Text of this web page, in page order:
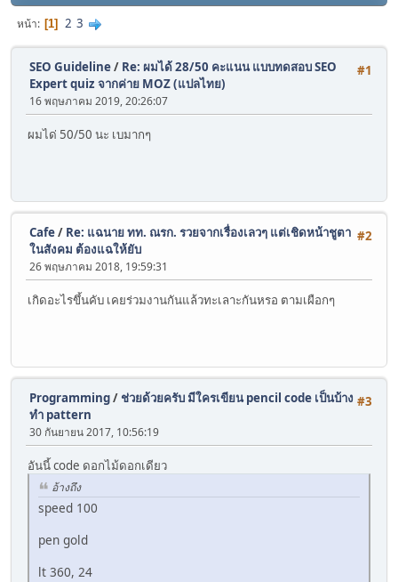
หน้า 1 2 3
#1
SEO Guideline/ Re: ผมได้ 28/50 คะแนน แบบทดสอบ SEO
Expert quiz จากค่าย MOZ (แปลไทย)
16 พฤษภาคม 2019, 20:26:07
ผมได่ 50/50 นะ เบมากๆ
#2
Cafe/ Re: แฉนาย ทท. ณรก. รวยจากเรื่องเลวๆ แต่เชิดหน้าชูตา
ในสังคม ต้องแฉให้ยับ
26 พฤษภาคม 2018, 19:59:31
เกิดอะไรขึ้นคับ​ เคยร่วมงานกันแล้วทะเลาะกันหรอ​ ตามเผือกๆ
#3
Programming/ ช่วยด้วยครับ มีใครเขียน pencil code เป็นบ้าง
ทำ pattern
30 กันยายน 2017, 10:56:19
อันนี้ code ดอกไม้ดอกเดียว
อ้างถึง
speed 100
pen gold
lt 360, 24